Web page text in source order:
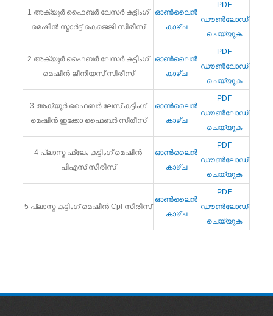
1 അക്യുർ ഫൈബർ ലേസർ കട്ടിംഗ്
മെഷീൻ സ്മാർട്ട് കെജെജി സീരീസ്
ഓൺലൈൻ
കാഴ്ച
PDF
ഡൗൺലോഡ്
ചെയ്യുക
2 അക്യുർ ഫൈബർ ലേസർ കട്ടിംഗ്
മെഷീൻ ജീനിയസ് സീരീസ്
ഓൺലൈൻ
കാഴ്ച
PDF
ഡൗൺലോഡ്
ചെയ്യുക
3 അക്യുർ ഫൈബർ ലേസ് കട്ടിംഗ്
മെഷീൻ ഇക്കോ ഫൈബർ സീരീസ്
ഓൺലൈൻ
കാഴ്ച
PDF
ഡൗൺലോഡ്
ചെയ്യുക
4 പ്ലാസ്മ ഫ്ലേം കട്ടിംഗ് മെഷീൻ
പിഎസ് സീരീസ്
ഓൺലൈൻ
കാഴ്ച
PDF
ഡൗൺലോഡ്
ചെയ്യുക
5 പ്ലാസ്മ കട്ടിംഗ് മെഷീൻ Cpl സീരീസ്
ഓൺലൈൻ
കാഴ്ച
PDF
ഡൗൺലോഡ്
ചെയ്യുക